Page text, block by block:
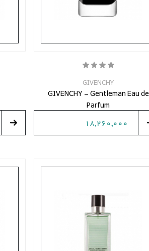
GIVENCHY
GIVENCHY - Gentleman Eau de
Parfum
18,260,000